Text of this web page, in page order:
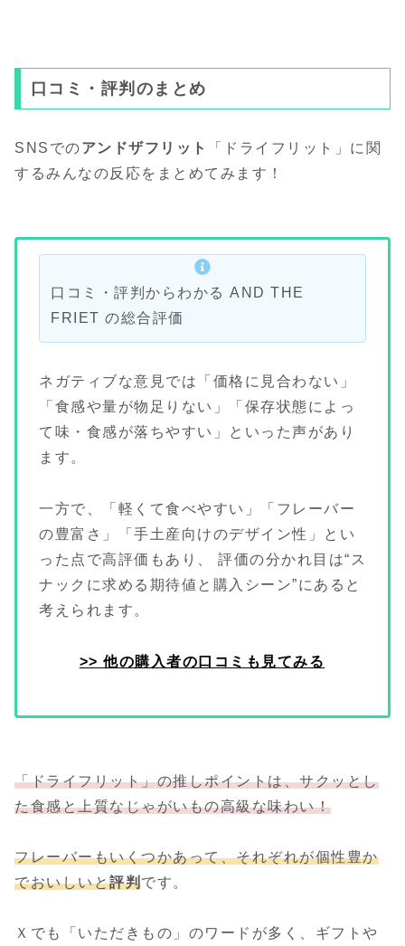
口コミ・評判のまとめ
SNSでのアンドザフリット
「ドライフリット」に関
するみんなの反応をまとめてみます！
口コミ・評判からわかる AND THE
FRIET の総合評価
ネガティブな意見では「価格に見合わない」
「食感や量が物足りない」「保存状態によっ
て味・食感が落ちやすい」といった声があり
ます。
一方で、「軽くて食べやすい」「フレーバー
の豊富さ」「手土産向けのデザイン性」とい
った点で高評価もあり、 評価の分かれ目は“ス
ナックに求める期待値と購入シーン”にあると
考えられます。
>> 他の購入者の口コミも見てみる
「ドライフリット」の推しポイントは、サクッとし
た食感と上質なじゃがいもの高級な味わい！
フレーバーもいくつかあって、それぞれが個性豊か
でおいしいと評判です。
Ｘでも「いただきもの」のワードが多く、ギフトや